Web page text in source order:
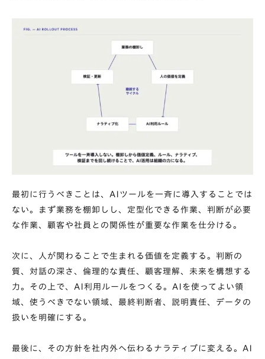
最初に行うべきことは、AIツールを一斉に導入することでは
ない。まず業務を棚卸しし、定型化できる作業、判断が必要
な作業、顧客や社員との関係性が重要な作業を仕分ける。
次に、人が関わることで生まれる価値を定義する。判断の
質、対話の深さ、倫理的な責任、顧客理解、未来を構想する
力。その上で、AI利用ルールをつくる。AIを使ってよい領
域、使うべきでない領域、最終判断者、説明責任、データの
扱いを明確にする。
最後に、その方針を社内外へ伝わるナラティブに変える。AI